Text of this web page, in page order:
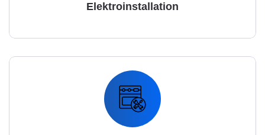
Elektroinstallation